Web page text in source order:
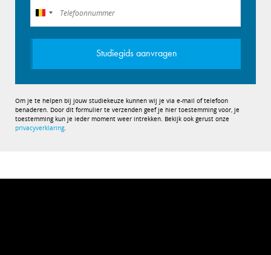
België
+32
Studiegids aanvragen
Om je te helpen bij jouw studiekeuze kunnen wij je via e-mail of telefoon
benaderen. Door dit formulier te verzenden geef je hier toestemming voor, je
toestemming kun je ieder moment weer intrekken. Bekijk ook gerust onze
privacyverklaring.